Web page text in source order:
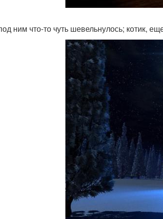
ним что-то чуть шевельнулось; котик,